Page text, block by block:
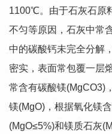
1100℃。由于石灰石原
不匀等原因，石灰中常
中的碳酸钙未完全分解
密实，表面常包覆一层
常含有碳酸镁(MgCO3)
镁(MgO)，根据氧化镁
(MgO≤5%)和镁质石灰